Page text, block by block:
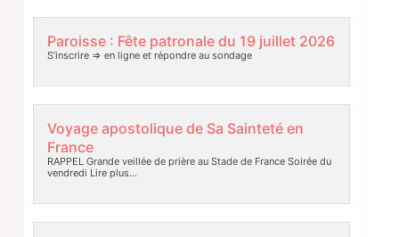
Paroisse : Fête patronale du 19 juillet 2026
S’inscrire => en ligne et répondre au sondage
Voyage apostolique de Sa Sainteté en
France
RAPPEL Grande veillée de prière au Stade de France Soirée du
vendredi Lire plus…